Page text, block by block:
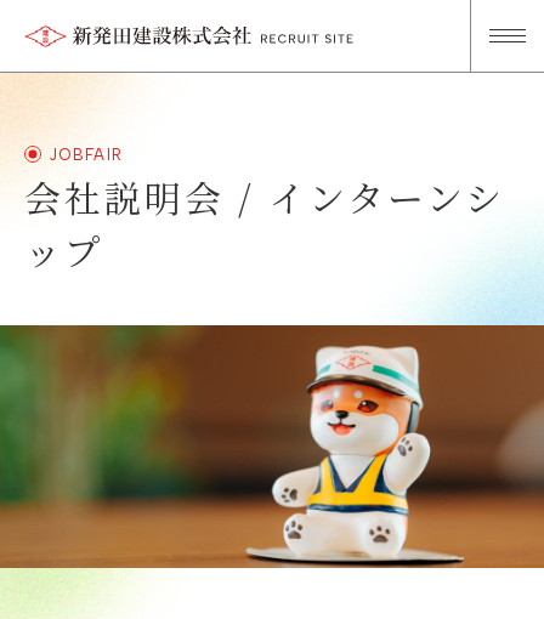
会社説明会 / インターンシ
ップ